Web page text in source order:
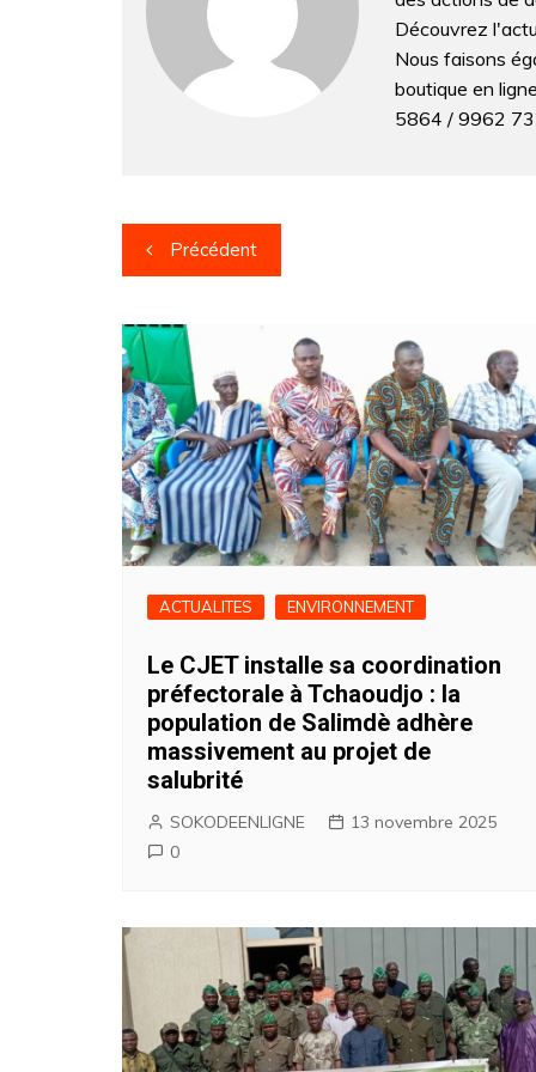
k
g
er
Découvrez
Nous faisons
boutique en
5864 / 9962
Navigation
de
l’article
Précédent
ACTUALITES ENVIRONNEMENT
Le CJET installe sa coordination
préfectorale à Tchaoudjo : la
population de Salimdè adhère
massivement au projet de
salubrité
SOKODEENLIGNE
13 novembre 2025
0